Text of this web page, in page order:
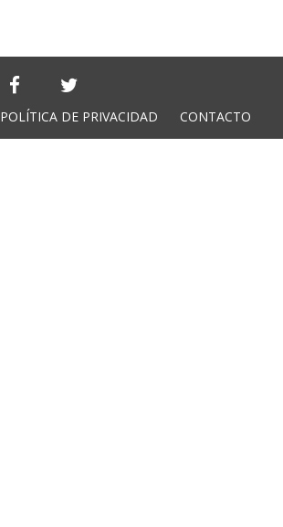
POLÍTICA DE PRIVACIDAD CONTACTO